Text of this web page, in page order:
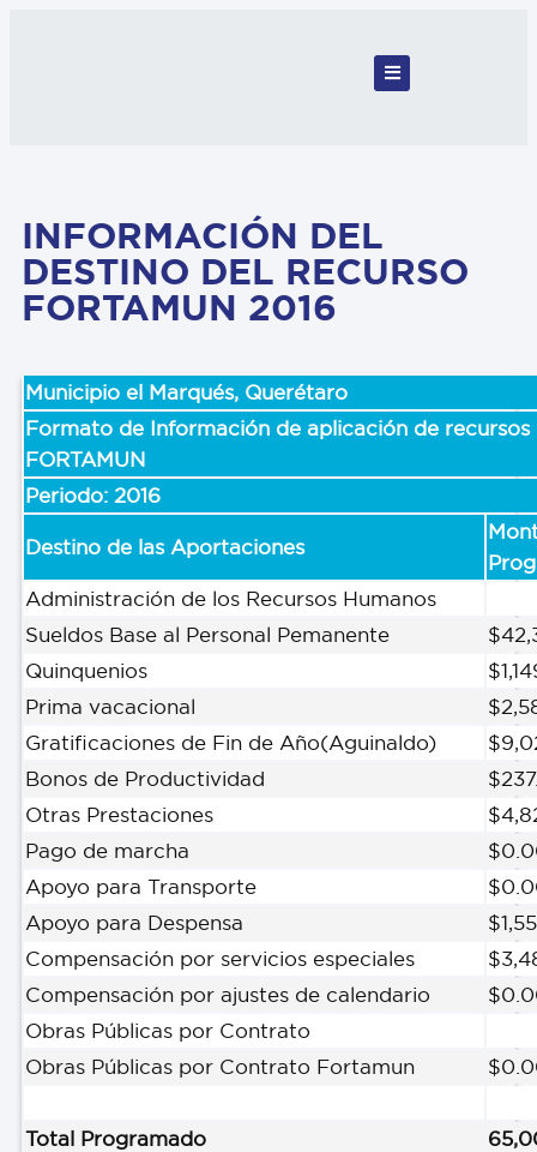
INFORMACIÓN DEL
DESTINO DEL RECURSO
FORTAMUN 2016
Municipio el Marqués, Querétaro
Formato de Información de aplicación de recursos
FORTAMUN
Periodo: 2016
Destino de las Aportaciones
Administración de los Recursos Humanos
Sueldos Base al Personal Pemanente
Quinquenios
Prima vacacional
Gratificaciones de Fin de Año(Aguinaldo)
Bonos de Productividad
Otras Prestaciones
Pago de marcha
Apoyo para Transporte
Apoyo para Despensa
Compensación por servicios especiales
Compensación por ajustes de calendario
Obras Públicas por Contrato
Obras Públicas por Contrato Fortamun
Total Programado